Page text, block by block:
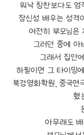
워낙 칭찬보다도 엄
장신성 배우는 성격
여전히 부모님은
그러던 중에 아
그래서 집안
하필이면 그 타이밍
북경영화학원, 중국연
했
아무래도